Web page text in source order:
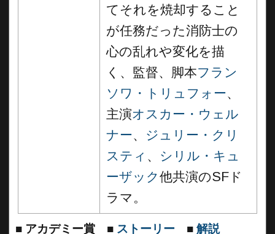
てそれを焼却すること
が任務だった消防士の
心の乱れや変化を描
く、監督、脚本フラン
ソワ・トリュフォー、
主演オスカー・ウェル
ナー、 ジュリー・クリ
スティ 、 シリル・キュ
ーザック他共演のSFド
ラマ。
■ アカデミー賞 ■ ストーリー ■ 解説